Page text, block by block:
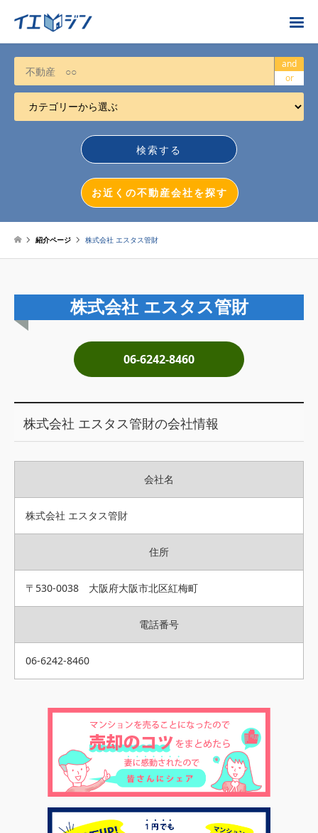
お近くの不動産会社を探す
カテゴリーから選ぶ
不動産売却
不動産投資
マンション売却
土地売却
税金について
運営会社
掲載受付窓口はこちら
and
or
お近くの不動産会社を探す
紹介ページ 株式会社 エスタス管財
株式会社 エスタス管財
06-6242-8460
株式会社 エスタス管財の会社情報
会社名
株式会社 エスタス管財
住所
〒530-0038 大阪府大阪市北区紅梅町
電話番号
06-6242-8460